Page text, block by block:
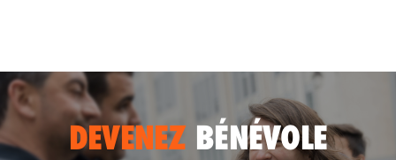
DEVENEZBÉNÉVOLE